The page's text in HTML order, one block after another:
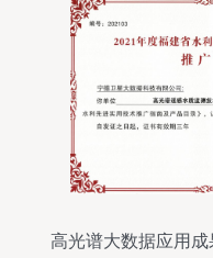
高光谱大数据应用